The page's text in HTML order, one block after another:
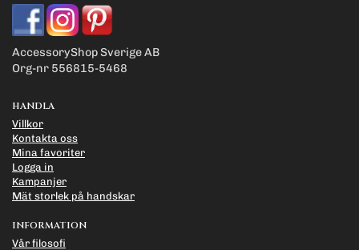
AccessoryShop Sverige AB
Org-nr 556815-5468
HANDLA
Villkor
Kontakta oss
Mina favoriter
Logga in
Kampanjer
Mät storlek på handskar
INFORMATION
Vår filosofi